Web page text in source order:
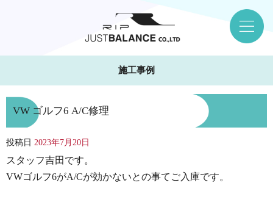
施工事例
VW ゴルフ6 A/C修理
投稿日 2023年7月20日
スタッフ吉田です。
VWゴルフ6がA/Cが効かないとの事てご入庫です。